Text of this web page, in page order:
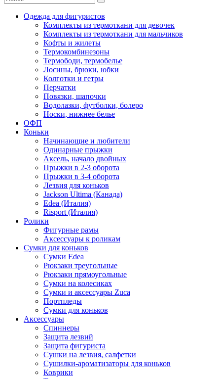
Одежда для фигуристов
Комплекты из термоткани для девочек
Комплекты из термоткани для мальчиков
Кофты и жилеты
Термокомбинезоны
Термободи, термобелье
Лосины, брюки, юбки
Колготки и гетры
Перчатки
Повязки, шапочки
Водолазки, футболки, болеро
Носки, нижнее белье
ОФП
Коньки
Начинающие и любители
Одинарные прыжки
Аксель, начало двойных
Прыжки в 2-3 оборота
Прыжки в 3-4 оборота
Лезвия для коньков
Jackson Ultima (Канада)
Edea (Италия)
Risport (Италия)
Ролики
Фигурные рамы
Аксессуары к роликам
Сумки для коньков
Сумки Edea
Рюкзаки треугольные
Рюкзаки прямоугольные
Сумки на колесиках
Сумки и аксессуары Zuca
Портпледы
Сумки для коньков
Аксессуары
Спиннеры
Защита лезвий
Защита фигуриста
Сушки на лезвия, салфетки
Сушилки-ароматизаторы для коньков
Коврики